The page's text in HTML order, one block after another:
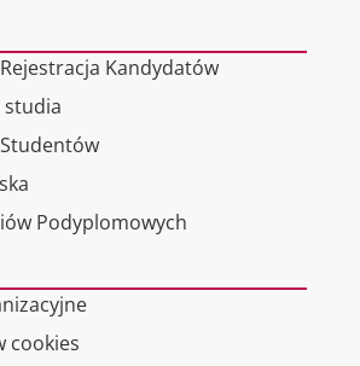
Kandydatów
Podyplomowych
cookies